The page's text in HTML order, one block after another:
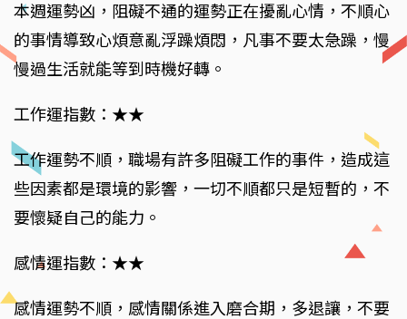
本週運勢凶，阻礙不通的運勢正在擾亂心情，不順心
的事情導致心煩意亂浮躁煩悶，凡事不要太急躁，慢
慢過生活就能等到時機好轉。
工作運指數：★★
工作運勢不順，職場有許多阻礙工作的事件，造成這
些因素都是環境的影響，一切不順都只是短暫的，不
要懷疑自己的能力。
感情運指數：★★
感情運勢不順，感情關係進入磨合期，多退讓，不要